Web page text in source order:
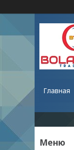
Главная